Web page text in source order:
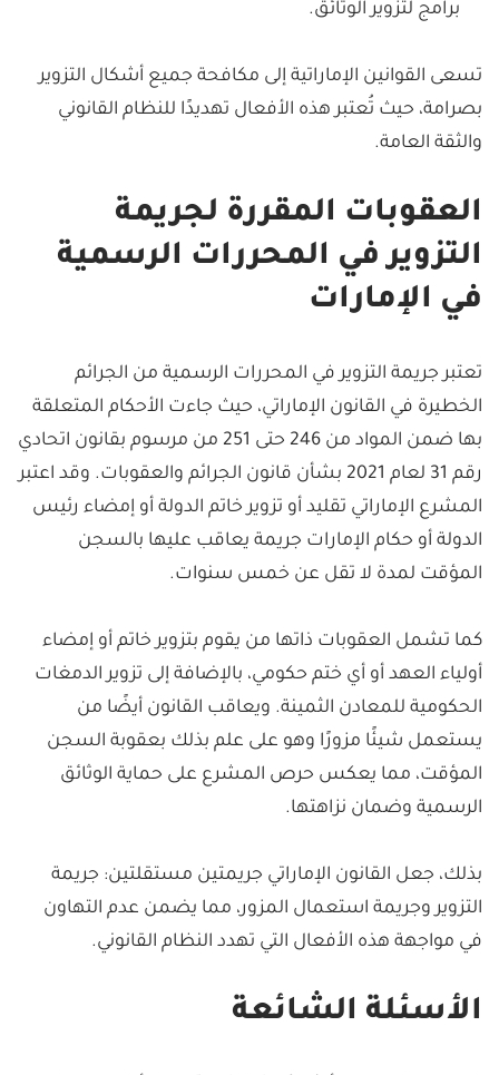
برامج لتزوير الوثائق.
تسعى القوانين الإماراتية إلى مكافحة جميع أشكال التزوير
بصرامة، حيث تُعتبر هذه الأفعال تهديدًا للنظام القانوني
والثقة العامة.
العقوبات المقررة لجريمة
التزوير في المحررات الرسمية
في الإمارات
تعتبر جريمة التزوير في المحررات الرسمية من الجرائم
الخطيرة في القانون الإماراتي، حيث جاءت الأحكام المتعلقة
بها ضمن المواد من 246 حتى 251 من مرسوم بقانون اتحادي
رقم 31 لعام 2021 بشأن قانون الجرائم والعقوبات. وقد اعتبر
المشرع الإماراتي تقليد أو تزوير خاتم الدولة أو إمضاء رئيس
الدولة أو حكام الإمارات جريمة يعاقب عليها بالسجن
المؤقت لمدة لا تقل عن خمس سنوات.
كما تشمل العقوبات ذاتها من يقوم بتزوير خاتم أو إمضاء
أولياء العهد أو أي ختم حكومي، بالإضافة إلى تزوير الدمغات
الحكومية للمعادن الثمينة. ويعاقب القانون أيضًا من
يستعمل شيئًا مزورًا وهو على علم بذلك بعقوبة السجن
المؤقت، مما يعكس حرص المشرع على حماية الوثائق
الرسمية وضمان نزاهتها.
بذلك، جعل القانون الإماراتي جريمتين مستقلتين: جريمة
التزوير وجريمة استعمال المزور، مما يضمن عدم التهاون
في مواجهة هذه الأفعال التي تهدد النظام القانوني.
الأسئلة الشائعة